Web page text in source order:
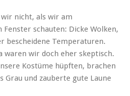
nicht, als wir am
schauten: Dicke Wolken,
bescheidene Temperaturen.
waren wir doch eher skeptisch.
Kostüme hüpften, brachen
Grau und zauberte gute Laune